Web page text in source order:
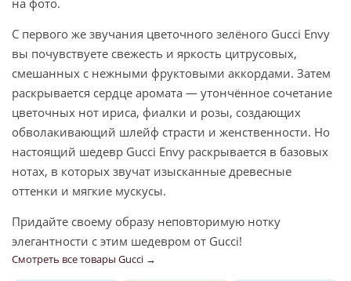
на фото.
С первого же звучания цветочного зелёного Gucci Envy
вы почувствуете свежесть и яркость цитрусовых,
смешанных с нежными фруктовыми аккордами. Затем
раскрывается сердце аромата — утончённое сочетание
цветочных нот ириса, фиалки и розы, создающих
обволакивающий шлейф страсти и женственности. Но
настоящий шедевр Gucci Envy раскрывается в базовых
нотах, в которых звучат изысканные древесные
оттенки и мягкие мускусы.
Придайте своему образу неповторимую нотку
элегантности с этим шедевром от Gucci!
Смотреть все товары Gucci →